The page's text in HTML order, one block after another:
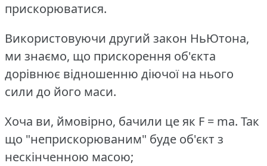
прискорюватися.
Використовуючи другий закон НьЮтона,
ми знаємо, що прискорення об'єкта
дорівнює відношенню діючої на нього
сили до його маси.
Хоча ви, ймовірно, бачили це як F = ma. Так
що "неприскорюваним" буде об'єкт з
нескінченною масою;